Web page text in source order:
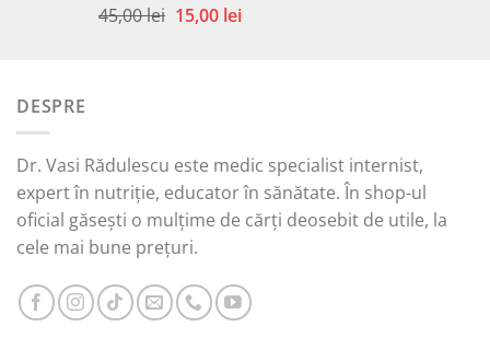
Evaluat la
45,00lei Prețul
15,00 leiPrețul
DESPRE
Dr. Vasi Rădulescu este medic specialist internist,
expert în nutriție, educator în sănătate. În shop-ul
oficial găsești o mulțime de cărți deosebit de utile, la
cele mai bune prețuri.